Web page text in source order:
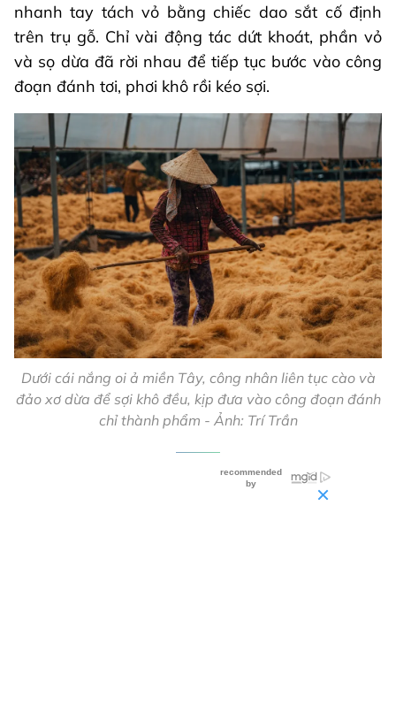
nhanh tay tách vỏ bằng chiếc dao sắt cố định
trên trụ gỗ. Chỉ vài động tác dứt khoát, phần vỏ
và sọ dừa đã rời nhau để tiếp tục bước vào công
đoạn đánh tơi, phơi khô rồi kéo sợi.
Dưới cái nắng oi ả miền Tây, công nhân liên tục cào và
đảo xơ dừa để sợi khô đều, kịp đưa vào công đoạn đánh
chỉ thành phẩm - Ảnh: Trí Trần